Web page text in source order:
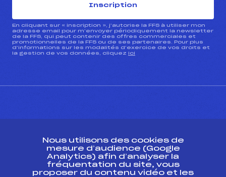
Inscription
En cliquant sur « inscription », j’autorise la FFS à utiliser mon
adresse email pour m’envoyer périodiquement la newsletter
de la FFS, qui peut contenir des offres commerciales et
promotionnelles de la FFS ou de ses partenaires. Pour plus
d’informations sur les modalités d’exercice de vos droits et
la gestion de vos données, cliquez ici
Ressources
Nous utilisons des cookies de
mesure d’audience (Google
Analytics) afin d’analyser la
fréquentation du site, vous
proposer du contenu vidéo et les